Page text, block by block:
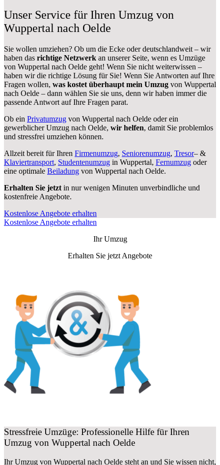
Unser Service für Ihren Umzug von
Wuppertal nach Oelde
Sie wollen umziehen? Ob um die Ecke oder deutschlandweit – wir
haben das richtige Netzwerk an unserer Seite, wenn es Umzüge
von Wuppertal nach Oelde geht! Wenn Sie nicht weiterwissen –
haben wir die richtige Lösung für Sie! Wenn Sie Antworten auf Ihre
Fragen wollen, was kostet überhaupt mein Umzug von Wuppertal
nach Oelde – dann wählen Sie sie uns, denn wir haben immer die
passende Antwort auf Ihre Fragen parat.
Ob ein Privatumzug von Wuppertal nach Oelde oder ein
gewerblicher Umzug nach Oelde, wir helfen, damit Sie problemlos
und stressfrei umziehen können.
Allzeit bereit für Ihren Firmenumzug, Seniorenumzug, Tresor– &
Klaviertransport, Studentenumzug in Wuppertal, Fernumzug oder
eine optimale Beiladung von Wuppertal nach Oelde.
Erhalten Sie jetzt in nur wenigen Minuten unverbindliche und
kostenfreie Angebote.
Kostenlose Angebote erhalten
Kostenlose Angebote erhalten
Ihr Umzug
Erhalten Sie jetzt Angebote
Stressfreie Umzüge: Professionelle Hilfe für Ihren
Umzug von Wuppertal nach Oelde
Ihr Umzug von Wuppertal nach Oelde steht an und Sie wissen nicht,